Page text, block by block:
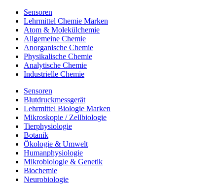
Sensoren
Lehrmittel Chemie Marken
Atom & Molekülchemie
Allgemeine Chemie
Anorganische Chemie
Physikalische Chemie
Analytische Chemie
Industrielle Chemie
Sensoren
Blutdruckmessgerät
Lehrmittel Biologie Marken
Mikroskopie / Zellbiologie
Tierphysiologie
Botanik
Ökologie & Umwelt
Humanphysiologie
Mikrobiologie & Genetik
Biochemie
Neurobiologie